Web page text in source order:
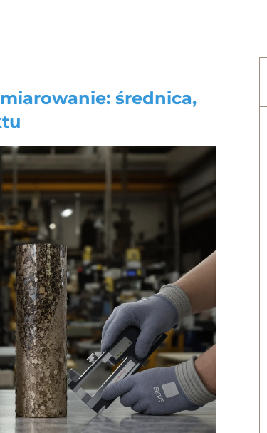
średnica,